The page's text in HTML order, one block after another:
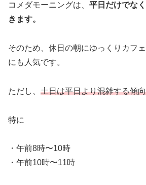
コメダモーニングは、 平日だけでな
きます。
そのため、休日の朝にゆっくりカフ
にも人気です。
ただし、 土日は平日より混雑する傾向
特に
・午前8時〜10時
・午前10時〜11時